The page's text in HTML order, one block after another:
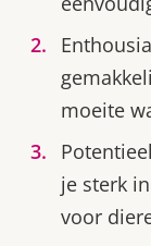
moeite
je sterk
voor